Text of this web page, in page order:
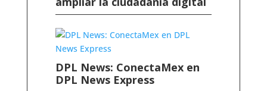
DPL News: ConectaMex en
DPL News Express